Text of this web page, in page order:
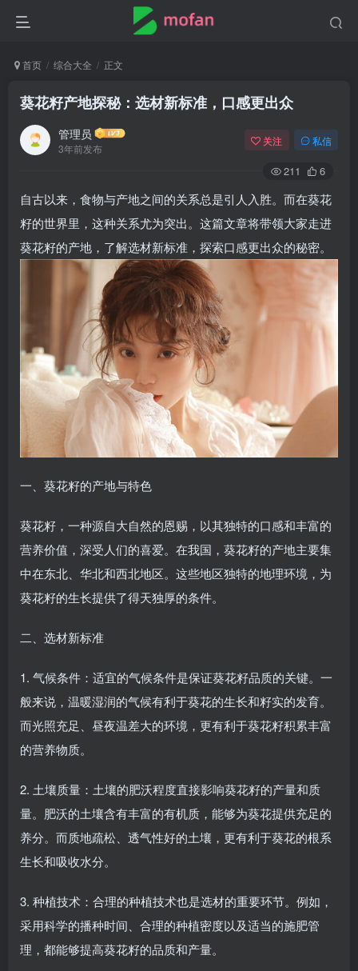
首页 综合大全 正文
葵花籽产地探秘：选材新标准，口感更出众
管理员
3年前发布
关注 私信
211 6
自古以来，食物与产地之间的关系总是引人入胜。而在葵花
籽的世界里，这种关系尤为突出。这篇文章将带领大家走进
葵花籽的产地，了解选材新标准，探索口感更出众的秘密。
一、葵花籽的产地与特色
葵花籽，一种源自大自然的恩赐，以其独特的口感和丰富的
营养价值，深受人们的喜爱。在我国，葵花籽的产地主要集
中在东北、华北和西北地区。这些地区独特的地理环境，为
葵花籽的生长提供了得天独厚的条件。
二、选材新标准
1. 气候条件：适宜的气候条件是保证葵花籽品质的关键。一
般来说，温暖湿润的气候有利于葵花的生长和籽实的发育。
而光照充足、昼夜温差大的环境，更有利于葵花籽积累丰富
的营养物质。
2. 土壤质量：土壤的肥沃程度直接影响葵花籽的产量和质
量。肥沃的土壤含有丰富的有机质，能够为葵花提供充足的
养分。而质地疏松、透气性好的土壤，更有利于葵花的根系
生长和吸收水分。
3. 种植技术：合理的种植技术也是选材的重要环节。例如，
采用科学的播种时间、合理的种植密度以及适当的施肥管
理，都能够提高葵花籽的品质和产量。